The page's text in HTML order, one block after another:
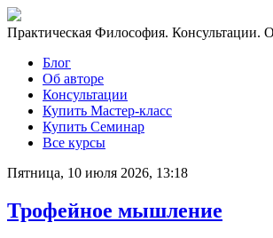
Практическая Философия. Консультации.
Блог
Об авторе
Консультации
Купить Мастер-класс
Купить Семинар
Все курсы
Пятница, 10 июля 2026, 13:18
Трофейное мышление